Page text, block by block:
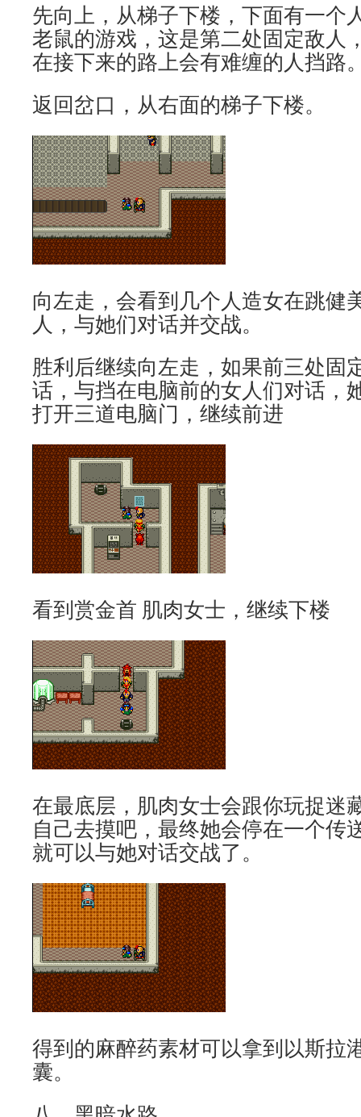
先向上，从梯子下楼，下面有一个
老鼠的游戏，这是第二处固定敌人
在接下来的路上会有难缠的人挡路
返回岔口，从右面的梯子下楼。
向左走，会看到几个人造女在跳健
人，与她们对话并交战。
胜利后继续向左走，如果前三处固
话，与挡在电脑前的女人们对话，
打开三道电脑门，继续前进
看到赏金首 肌肉女士，继续下楼
在最底层，肌肉女士会跟你玩捉迷
自己去摸吧，最终她会停在一个传
就可以与她对话交战了。
得到的麻醉药素材可以拿到以斯拉
囊。